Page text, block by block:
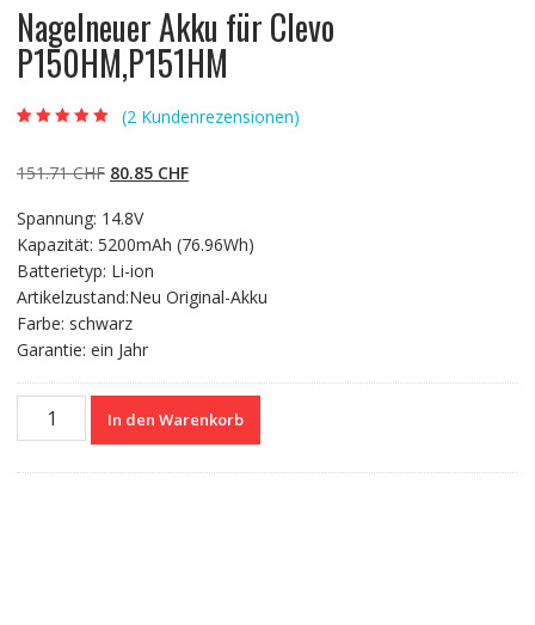
Nagelneuer Akku für Clevo
P150HM,P151HM
basierend auf
Kundenbewertun
(2 Kundenrezensionen)
151.71CHF Ursprünglicher
war:
151.71 CHF
80.85 CHFAktueller
80.85 CHF.
Spannung: 14.8V
Kapazität: 5200mAh (76.96Wh)
Batterietyp: Li-ion
Artikelzustand:Neu Original-Akku
Farbe: schwarz
Garantie: ein Jahr
Nagelneuer
In den Warenkorb